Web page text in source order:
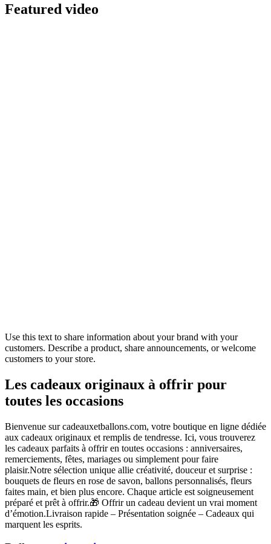
Featured video
Use this text to share information about your brand with your
customers. Describe a product, share announcements, or welcome
customers to your store.
Les cadeaux originaux à offrir pour
toutes les occasions
Bienvenue sur cadeauxetballons.com, votre boutique en ligne dédiée
aux cadeaux originaux et remplis de tendresse. Ici, vous trouverez
les cadeaux parfaits à offrir en toutes occasions : anniversaires,
remerciements, fêtes, mariages ou simplement pour faire
plaisir.Notre sélection unique allie créativité, douceur et surprise :
bouquets de fleurs en rose de savon, ballons personnalisés, fleurs
faites main, et bien plus encore. Chaque article est soigneusement
préparé et prêt à offrir.🎁 Offrir un cadeau devient un vrai moment
d’émotion.Livraison rapide – Présentation soignée – Cadeaux qui
marquent les esprits.